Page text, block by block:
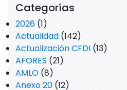
Categorías
2026 (1)
Actualidad (142)
Actualización CFDI (13)
AFORES (21)
AMLO (8)
Anexo 20 (12)